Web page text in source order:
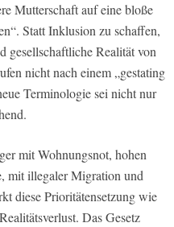
Mutterschaft auf eine bloße
Statt Inklusion zu schaffen,
gesellschaftliche Realität von
nicht nach einem „gestating
Terminologie sei nicht nur
mit Wohnungsnot, hohen
mit illegaler Migration und
diese Prioritätensetzung wie
Das Gesetz